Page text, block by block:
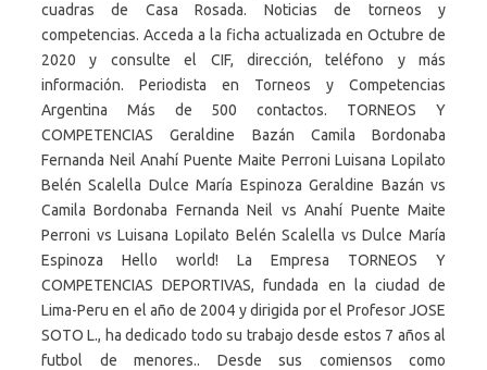
cuadras de Casa Rosada. Noticias de torneos y
competencias. Acceda a la ficha actualizada en Octubre de
2020 y consulte el CIF, dirección, teléfono y más
información. Periodista en Torneos y Competencias
Argentina Más de 500 contactos. TORNEOS Y
COMPETENCIAS Geraldine Bazán Camila Bordonaba
Fernanda Neil Anahí Puente Maite Perroni Luisana Lopilato
Belén Scalella Dulce María Espinoza Geraldine Bazán vs
Camila Bordonaba Fernanda Neil vs Anahí Puente Maite
Perroni vs Luisana Lopilato Belén Scalella vs Dulce María
Espinoza Hello world! La Empresa TORNEOS Y
COMPETENCIAS DEPORTIVAS, fundada en la ciudad de
Lima-Peru en el año de 2004 y dirigida por el Profesor JOSE
SOTO L., ha dedicado todo su trabajo desde estos 7 años al
futbol de menores.. Desde sus comiensos como